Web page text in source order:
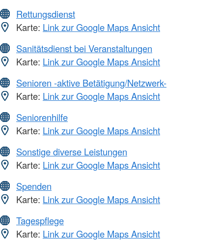
Rettungsdienst
Karte: Link zur Google Maps Ansicht
Sanitätsdienst bei Veranstaltungen
Karte: Link zur Google Maps Ansicht
Senioren -aktive Betätigung/Netzwerk-
Karte: Link zur Google Maps Ansicht
Seniorenhilfe
Karte: Link zur Google Maps Ansicht
Sonstige diverse Leistungen
Karte: Link zur Google Maps Ansicht
Spenden
Karte: Link zur Google Maps Ansicht
Tagespflege
Karte: Link zur Google Maps Ansicht